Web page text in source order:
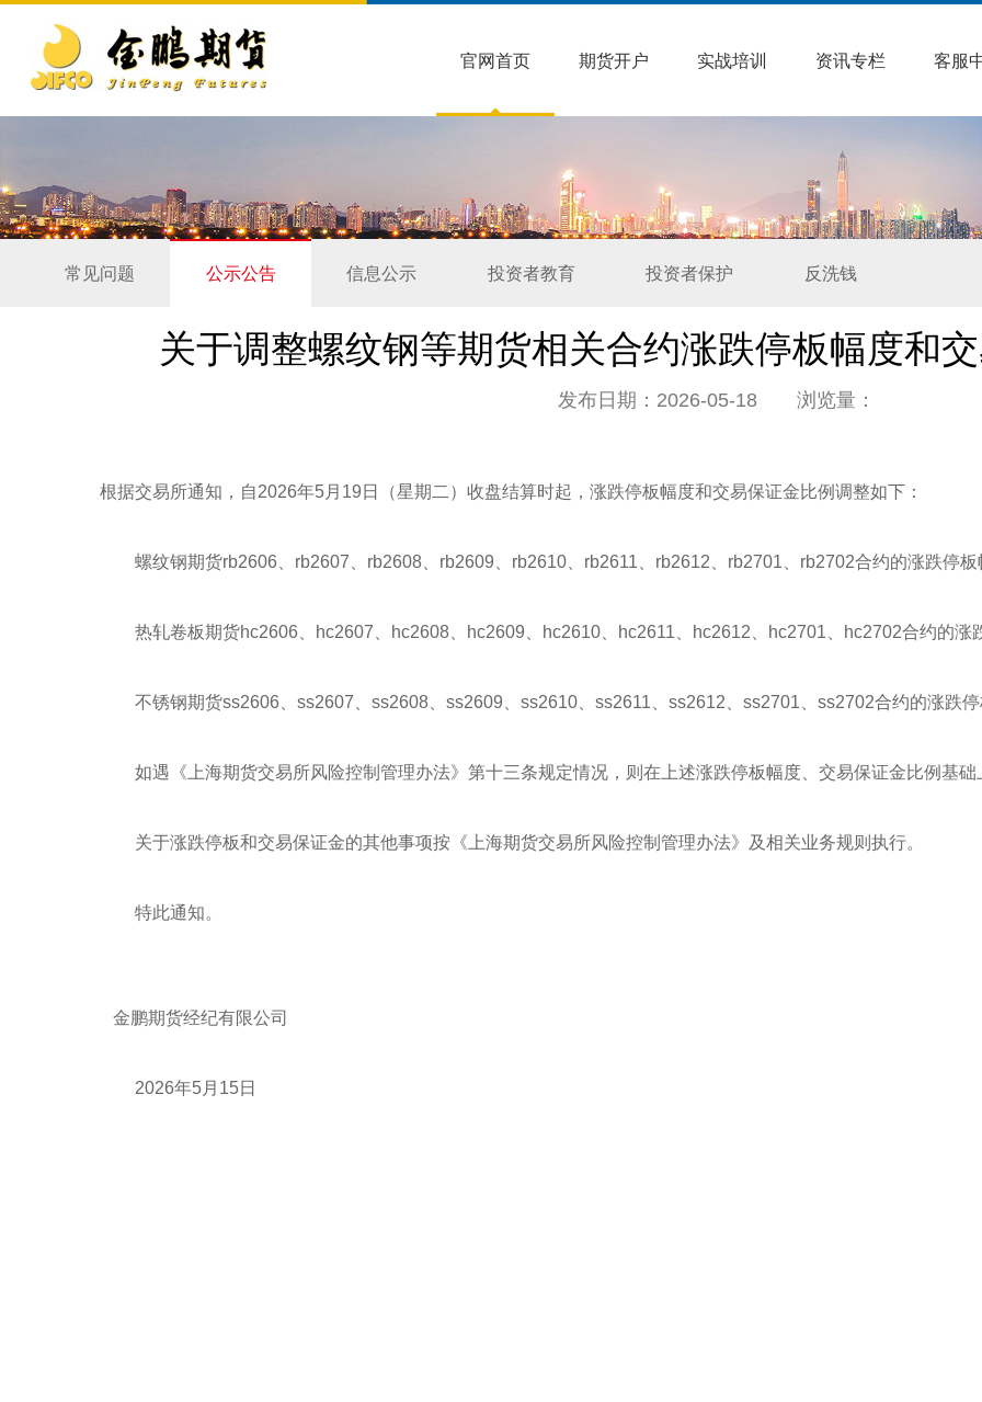
官网首页 期货开户 实战培训 资讯专栏 客服
常见问题 公示公告 信息公示 投资者教育 投资者保护 反洗钱
关于调整螺纹钢等期货相关合约涨跌停板幅度和
发布日期：2026-05-18 浏览量：
根据交易所通知，自2026年5月19日（星期二）收盘结算时起，涨跌停板幅度和交易保证金比例调整如下：
螺纹钢期货rb2606、rb2607、rb2608、rb2609、rb2610、rb2611、rb2612、rb2701、rb2702合约的涨跌停
热轧卷板期货hc2606、hc2607、hc2608、hc2609、hc2610、hc2611、hc2612、hc2701、hc2702合约的涨
不锈钢期货ss2606、ss2607、ss2608、ss2609、ss2610、ss2611、ss2612、ss2701、ss2702合约的涨跌
如遇《上海期货交易所风险控制管理办法》第十三条规定情况，则在上述涨跌停板幅度、交易保证金比例基
关于涨跌停板和交易保证金的其他事项按《上海期货交易所风险控制管理办法》及相关业务规则执行。
特此通知。
金鹏期货经纪有限公司
2026年5月15日